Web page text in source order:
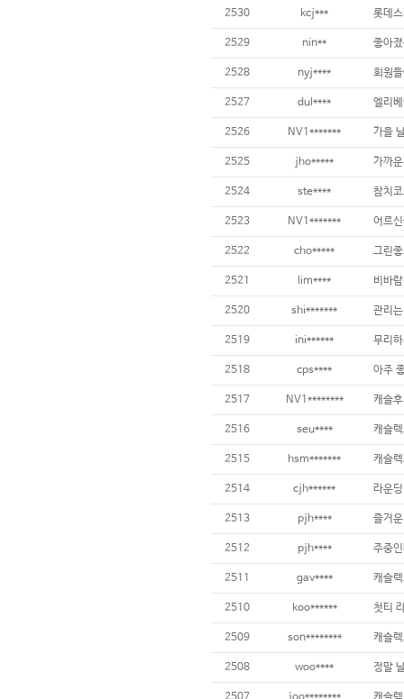
2530 kcj*** 롯데
2529 nin** 좋아
2528 nyj**** 회원
2527 dul**** 엘리
2526 NV1******* 가을
2525 jho***** 가까
2524 ste**** 참치
2523 NV1******* 어르
2522 cho***** 그린
2521 lim**** 비바
2520 shi******* 관리
2519 ini******
2518 cps****
2517 NV1******** 캐슬
2516 seu**** 캐슬
2515 hsm******* 캐슬
2514 cjh****** 라운
2513 pjh**** 즐거
2512 pjh**** 주중
2511 gav**** 캐슬
2510 koo****** 첫티
2509 son******** 캐슬
2508 woo****